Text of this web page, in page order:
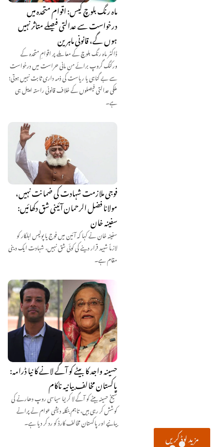
ماہ رنگ بلوچ کیس: اقوام متحدہ میں
درخواست سے عدالتی فیصلے متاثر نہیں
ہوں گے، قانونی ماہرین
ڈاکٹر ماہ رنگ بلوچ کے معاملے پر اقوامِ متحدہ کے
ورکنگ گروپ برائے من مانی حراست میں درخواست
سے بے گناہی یا ریاست کی ذمہ داری ثابت نہیں ہوتی؛
ملکی عدالتی فیصلوں کے خلاف قانونی راستہ اپیل ہی
ہے۔
فوجی ملازمت شہادت کی ضمانت نہیں،
مولانا فضل الرحمان آئینی شق دکھائیں:
سفینہ خان
سفینہ خان نے کہا کہ آئین میں فوج یا پولیس اہلکار کو
لازماً شہید قرار دینے کی کوئی شق نہیں، شہادت ایک دینی
مقام ہے۔
حسینہ واجد کا بیٹے کو آگے لانے کا نیا ڈرامہ:
پاکستان مخالف بیانیہ ناکام
شیخ حسینہ بیٹے کو آگے لا کر نیا سیاسی روپ دھارنے کی
کوشش کر رہی ہیں، تاہم بنگلہ دیشی عوام نے پرانے
بیانیے اور پاکستان مخالف کارڈ کو رد کر دیا ہے۔
مزید لوڈ کریں